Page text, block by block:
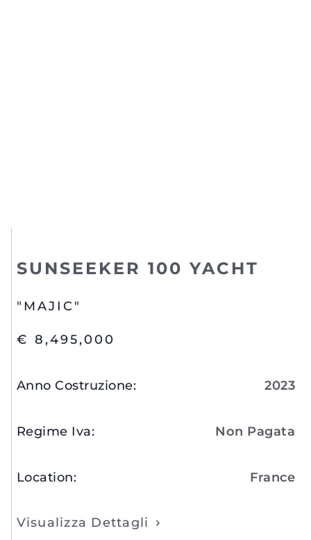
SUNSEEKER 100 YACHT
"MAJIC"
€ 8,495,000
Anno Costruzione: 2023
Regime Iva: Non Pagata
Location: France
Visualizza Dettagli